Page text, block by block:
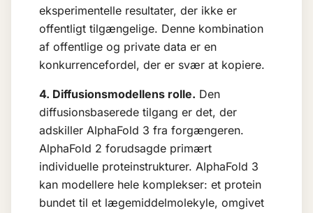
eksperimentelle resultater, der ikke er
offentligt tilgængelige. Denne kombination
af offentlige og private data er en
konkurrencefordel, der er svær at kopiere.
4. Diffusionsmodellens rolle. Den
diffusionsbaserede tilgang er det, der
adskiller AlphaFold 3 fra forgængeren.
AlphaFold 2 forudsagde primært
individuelle proteinstrukturer. AlphaFold 3
kan modellere hele komplekser: et protein
bundet til et lægemiddelmolekyle, omgivet